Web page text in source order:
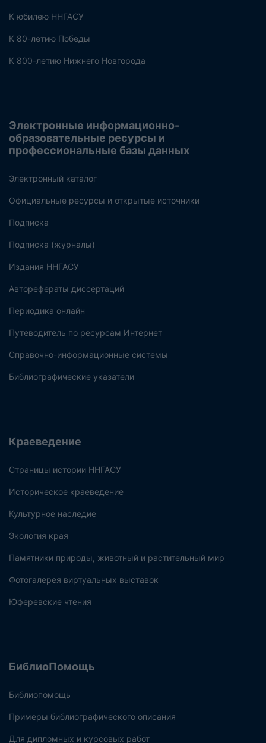
К юбилею ННГАСУ
К 80-летию Победы
К 800-летию Нижнего Новгорода
Электронные информационно-
образовательные ресурсы и
профессиональные базы данных
Электронный каталог
Официальные ресурсы и открытые источники
Подписка
Подписка (журналы)
Издания ННГАСУ
Авторефераты диссертаций
Периодика онлайн
Путеводитель по ресурсам Интернет
Справочно-информационные системы
Библиографические указатели
Краеведение
Страницы истории ННГАСУ
Историческое краеведение
Культурное наследие
Экология края
Памятники природы, животный и растительный мир
Фотогалерея виртуальных выставок
Юферевские чтения
БиблиоПомощь
Библиопомощь
Примеры библиографического описания
Для дипломных и курсовых работ